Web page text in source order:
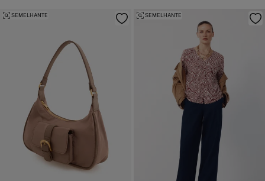
SEMELHANTE SEMELHANTE